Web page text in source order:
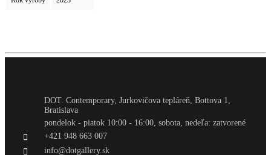
DOT. Contemporary, Jurkovičova tepláreň, Bottova 1,
Bratislava
pondelok - piatok 10:00 - 16:00, sobota, nedeľa: zatvorené
+421 948 663 007
info@dotgallery.sk